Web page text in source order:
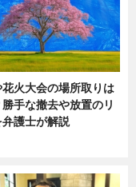
火大会の場所取りは
手な撤去や放置のリ
弁護士が解説